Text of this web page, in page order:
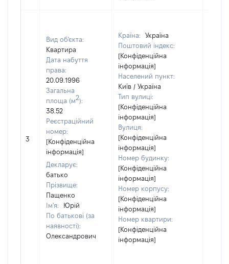
3
Вид об'єкта:
Квартира
Дата набуття
права:
20.09.1996
Загальна
площа (м2):
38.52
Реєстраційний
номер:
[Конфіденційна
інформація]
Декларує:
батько
Прізвище:
Пащенко
Ім'я:
Юрій
По батькові (за
наявності):
Олександрович
Країна:
Україна
Поштовий індекс:
[Конфіденційна
інформація]
Населений пункт:
Київ / Україна
Тип вулиці:
[Конфіденційна
інформація]
Вулиця:
[Конфіденційна
інформація]
Номер будинку:
[Конфіденційна
інформація]
Номер корпусу:
[Конфіденційна
інформація]
Номер квартири:
[Конфіденційна
інформація]